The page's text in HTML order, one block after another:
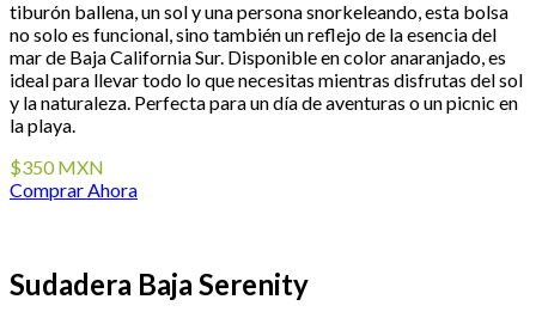
tiburón ballena, un sol y una persona snorkeleando, esta bolsa
no solo es funcional, sino también un reflejo de la esencia del
mar de Baja California Sur. Disponible en color anaranjado, es
ideal para llevar todo lo que necesitas mientras disfrutas del sol
y la naturaleza. Perfecta para un día de aventuras o un picnic en
la playa.
$350 MXN
Comprar Ahora
Sudadera Baja Serenity